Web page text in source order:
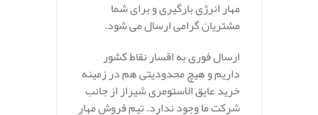
مهار انرژی بارگیری و برای شما
مشتریان گرامی ارسال می شود.
ارسال فوری به اقسار نقاط کشور
داریم و هیچ محدودیتی هم در زمینه
خرید عایق الاستومری شیراز از جانب
شرکت ما وجود ندارد. تیم فروش مهار